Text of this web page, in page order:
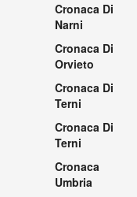
Cronaca Di
Narni
Cronaca Di
Orvieto
Cronaca Di
Terni
Cronaca Di
Terni
Cronaca
Umbria